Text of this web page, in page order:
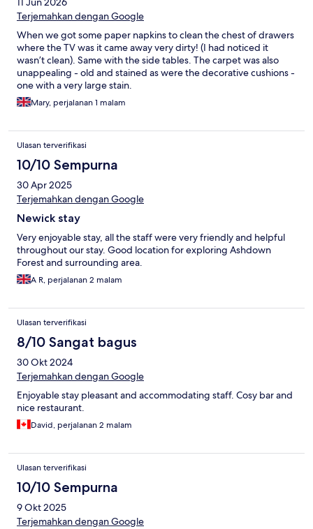
Terjemahkan dengan Google
When we got some paper napkins to clean the chest of drawers
where the TV was it came away very dirty! (I had noticed it
wasn’t clean). Same with the side tables. The carpet was also
unappealing - old and stained as were the decorative cushions -
one with a very large stain.
Mary, perjalanan 1 malam
Ulasan terverifikasi
10/10 Sempurna
30 Apr 2025
Terjemahkan dengan Google
Newick stay
Very enjoyable stay, all the staff were very friendly and helpful
throughout our stay. Good location for exploring Ashdown
Forest and surrounding area.
A R, perjalanan 2 malam
Ulasan terverifikasi
8/10 Sangat bagus
30 Okt 2024
Terjemahkan dengan Google
Enjoyable stay pleasant and accommodating staff. Cosy bar and
nice restaurant.
David, perjalanan 2 malam
Ulasan terverifikasi
10/10 Sempurna
9 Okt 2025
Terjemahkan dengan Google